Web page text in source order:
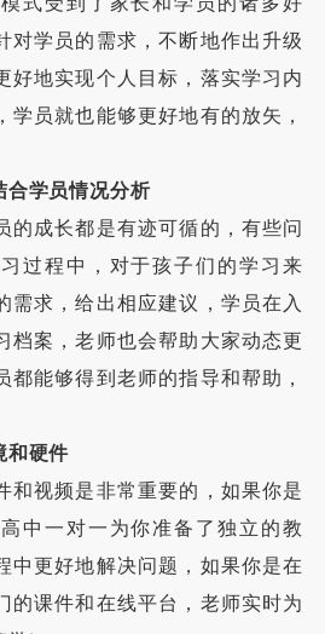
对学员的需求，不断地作出升级
好地实现个人目标，落实学习内
学员就也能够更好地有的放矢，
合学员情况分析
成长都是有迹可循的，有些问
过程中，对于孩子们的学习来
需求，给出相应建议，学员在入
档案，老师也会帮助大家动态更
都能够得到老师的指导和帮助，
和硬件
视频是非常重要的，如果你是
中一对一为你准备了独立的教
中更好地解决问题，如果你是在
的课件和在线平台，老师实时为